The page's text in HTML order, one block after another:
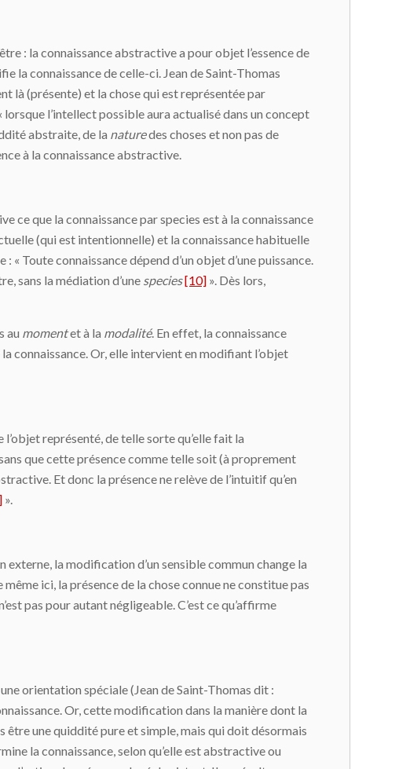
: la connaissance abstractive a pour objet l’essence de
la connaissance de celle-ci. Jean de Saint-Thomas
là (présente) et la chose qui est représentée par
l’intellect possible aura actualisé dans un concept
abstraite, de la naturedes choses et non pas de
à la connaissance abstractive.
ce que la connaissance par species est à la connaissance
(qui est intentionnelle) et la connaissance habituelle
Toute connaissance dépend d’un objet d’une puissance.
sans la médiation d’une species[10] ». Dès lors,
au momentet à la modalité. En effet, la connaissance
connaissance. Or, elle intervient en modifiant l’objet
représenté, de telle sorte qu’elle fait la
que cette présence comme telle soit (à proprement
Et donc la présence ne relève de l’intuitif qu’en
».
la modification d’un sensible commun change la
ici, la présence de la chose connue ne constitue pas
pas pour autant négligeable. C’est ce qu’affirme
orientation spéciale (Jean de Saint-Thomas dit :
Or, cette modification dans la manière dont la
une quiddité pure et simple, mais qui doit désormais
la connaissance, selon qu’elle est abstractive ou